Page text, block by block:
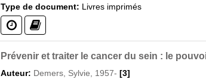
Type de document: Livres imprimés
(?) (?)
Prévenir et traiter le cancer du sein : le
Auteur: Demers, Sylvie, 1957- [3]